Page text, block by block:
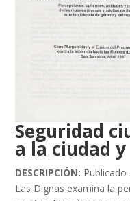
Seguridad
a la ciudad
DESCRIPCIÓN:
Las Dignas examina la